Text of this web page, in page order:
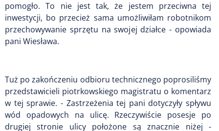
pomogło. To nie jest tak, że jestem przeciwna tej
inwestycji, bo przecież sama umożliwiłam robotnikom
przechowywanie sprzętu na swojej działce - opowiada
pani Wiesława.
Tuż po zakończeniu odbioru technicznego poprosiliśmy
przedstawicieli piotrkowskiego magistratu o komentarz
w tej sprawie. - Zastrzeżenia tej pani dotyczyły spływu
wód opadowych na ulicę. Rzeczywiście posesje po
drugiej stronie ulicy położone są znacznie niżej -